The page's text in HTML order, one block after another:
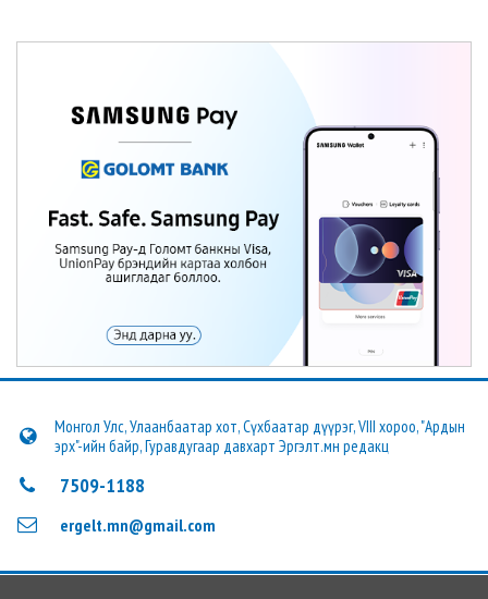
Монгол Улс, Улаанбаатар хот, Сүхбаатар дүүрэг, VIII хороо, "Ардын
эрх"-ийн байр, Гуравдугаар давхарт Эргэлт.мн редакц
7509-1188
ergelt.mn@gmail.com